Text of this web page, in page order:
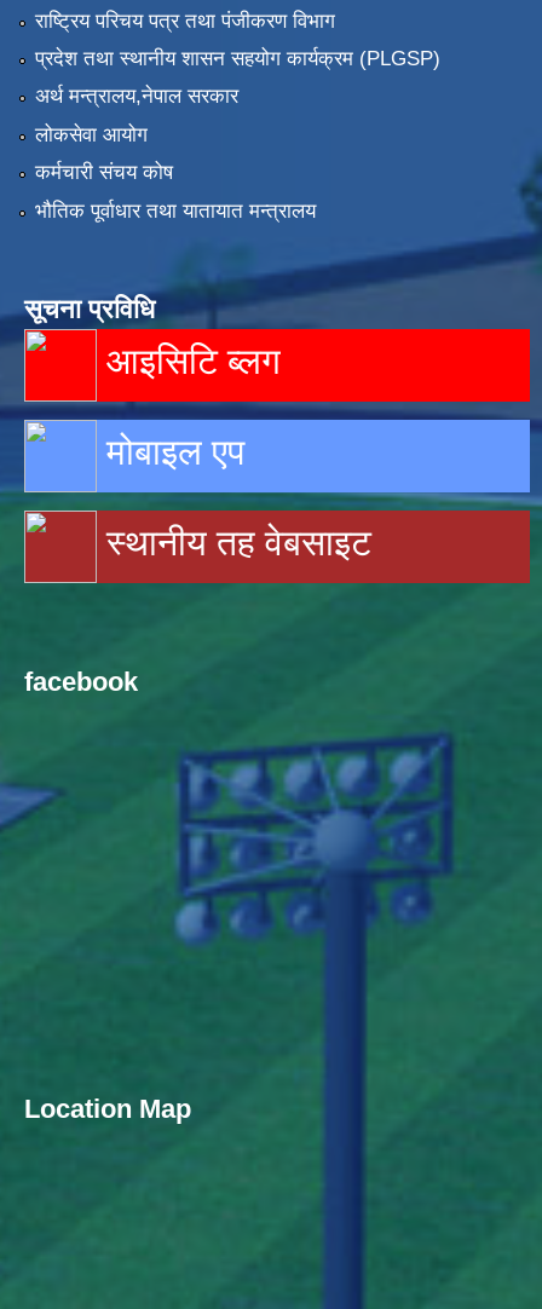
राष्ट्रिय परिचय पत्र तथा पंजीकरण विभाग
प्रदेश तथा स्थानीय शासन सहयोग कार्यक्रम (PLGSP)
अर्थ मन्त्रालय,नेपाल सरकार
लोकसेवा आयोग
कर्मचारी संचय कोष
भौतिक पूर्वाधार तथा यातायात मन्त्रालय
सूचना प्रविधि
आइसिटि ब्लग
मोबाइल एप
स्थानीय तह वेबसाइट
facebook
Location Map